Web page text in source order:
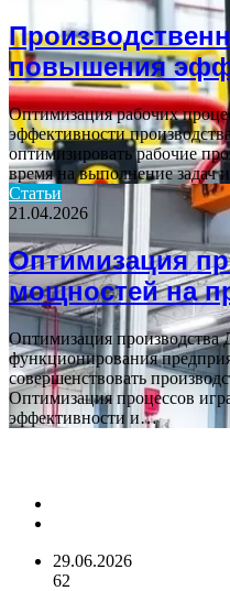
повышения
Оптимизация рабочих
эффективности
оптимизировать рабочие
время на выполнение задач
Статьи
21.04.2026
Оптимизация
мощностей на
Оптимизация производства
функционирования
совершенствовать
Оптимизация процессов
эффективности и…
29.06.2026
62